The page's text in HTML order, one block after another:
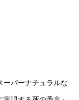
パーナチュラルな